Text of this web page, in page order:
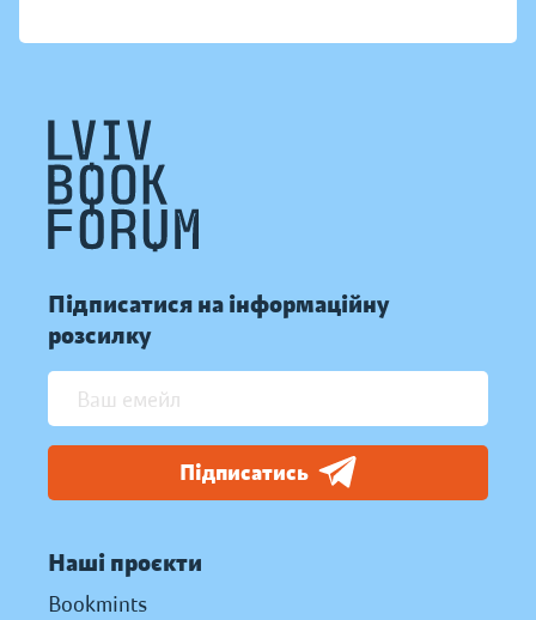
Підписатися на інформаційну
розсилку
Підписатись
Наші проєкти
Bookmints